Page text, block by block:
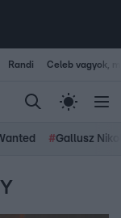
Randi Celeb vagyok,
#Gallusz